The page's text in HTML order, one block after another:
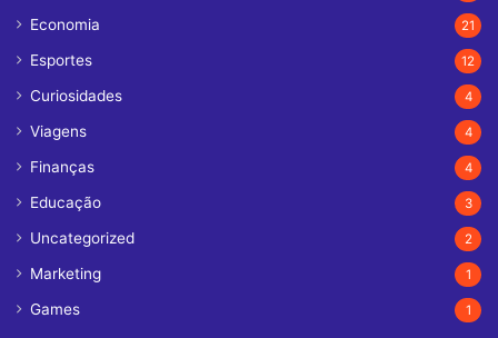
Economia 21
Esportes 12
Curiosidades 4
Viagens 4
Finanças 4
Educação 3
Uncategorized 2
Marketing 1
Games 1